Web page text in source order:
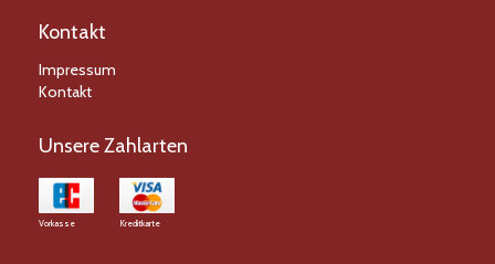
Kontakt
Impressum
Kontakt
Unsere Zahlarten
Vorkasse Kreditkarte